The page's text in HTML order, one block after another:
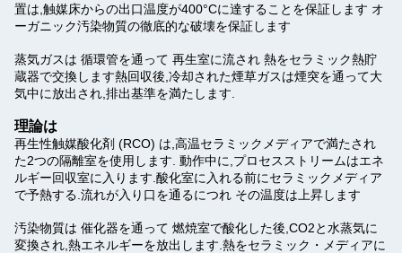
置は,触媒床からの出口温度が400°Cに達することを保証します オ
ーガニック汚染物質の徹底的な破壊を保証します
蒸気ガスは 循環管を通って 再生室に流され 熱をセラミック熱貯
蔵器で交換します熱回収後,冷却された煙草ガスは煙突を通って大
気中に放出され,排出基準を満たします.
理論は
再生性触媒酸化剤 (RCO) は,高温セラミックメディアで満たされ
た2つの隔離室を使用します. 動作中に,プロセスストリームはエネ
ルギー回収室に入ります.酸化室に入れる前にセラミックメディア
で予熱する. 流れが入り口を通るにつれ その温度は上昇します
汚染物質は 催化器を通って 燃焼室で酸化した後,CO2と水蒸気に
変換され,熱エネルギーを放出します.熱をセラミック・メディアに